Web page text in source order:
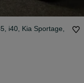
i40, Kia Sportage,